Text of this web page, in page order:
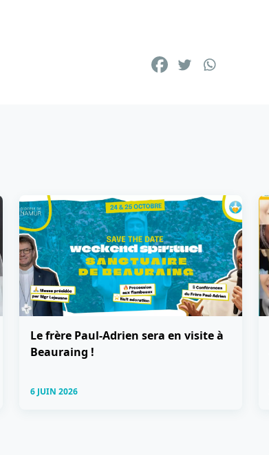
Le frère Paul-Adrien sera en visite à
Beauraing !
6 JUIN 2026